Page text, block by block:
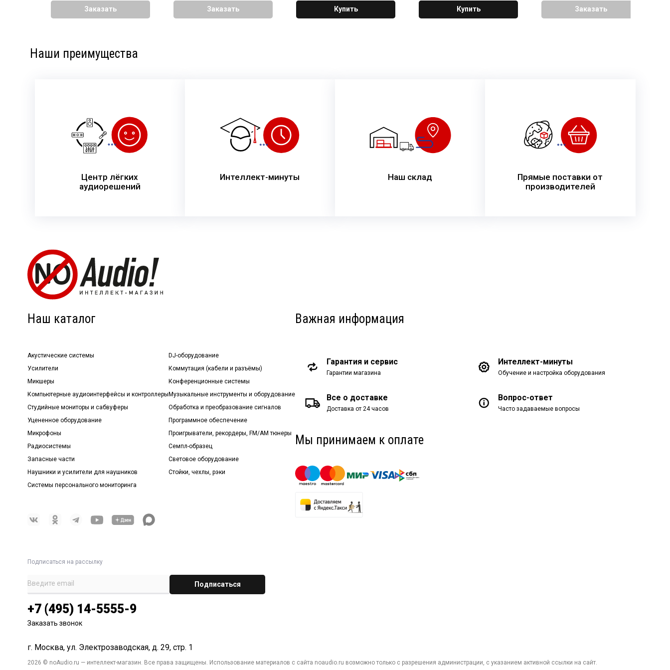
Заказать Заказать Купить Купить Заказать
Наши преимущества
Центр лёгких
аудиорешений
Интеллект-минуты Наш склад
Прямые поставки от
производителей
Наш каталог
Акустические системы
Усилители
Микшеры
Компьютерные аудиоинтерфейсы и контроллеры
Студийные мониторы и сабвуферы
Уцененное оборудование
Микрофоны
Радиосистемы
Запасные части
Наушники и усилители для наушников
Системы персонального мониторинга
DJ-оборудование
Коммутация (кабели и разъёмы)
Конференционные системы
Музыкальные инструменты и оборудование
Обработка и преобразование сигналов
Программное обеспечение
Проигрыватели, рекордеры, FM/AM тюнеры
Семпл-образец
Световое оборудование
Стойки, чехлы, рэки
Подписаться на рассылку
+7 (495) 14-5555-9
Заказать звонок
г. Москва, ул. Электрозаводская, д. 29, стр. 1
Важная информация
Гарантия и сервис
Гарантии магазина
Интеллект-минуты
Обучение и настройка оборудования
Все о доставке
Доставка от 24 часов
Вопрос-ответ
Часто задаваемые вопросы
Мы принимаем к оплате
2026 © noAudio.ru — интеллект-магазин. Все права защищены. Использование материалов с сайта noaudio.ru возможно только с разрешения администрации, с указанием активной ссылки на сайт.